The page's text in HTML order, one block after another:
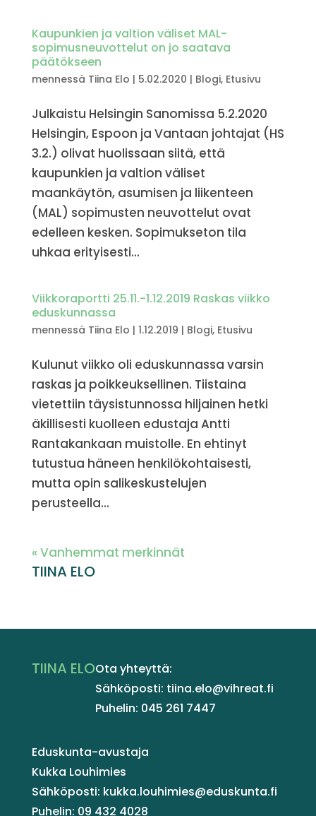
Kaupunkien ja valtion väliset MAL-
sopimusneuvottelut on jo saatava
päätökseen
mennessä Tiina Elo | 5.02.2020 | Blogi, Etusivu
Julkaistu Helsingin Sanomissa 5.2.2020
Helsingin, Espoon ja Vantaan johtajat (HS
3.2.) olivat huolissaan siitä, että
kaupunkien ja valtion väliset
maankäytön, asumisen ja liikenteen
(MAL) sopimusten neuvottelut ovat
edelleen kesken. Sopimukseton tila
uhkaa erityisesti...
Viikkoraportti 25.11.-1.12.2019 Raskas viikko
eduskunnassa
mennessä Tiina Elo | 1.12.2019 | Blogi, Etusivu
Kulunut viikko oli eduskunnassa varsin
raskas ja poikkeuksellinen. Tiistaina
vietettiin täysistunnossa hiljainen hetki
äkillisesti kuolleen edustaja Antti
Rantakankaan muistolle. En ehtinyt
tutustua häneen henkilökohtaisesti,
mutta opin salikeskustelujen
perusteella...
« Vanhemmat merkinnät
TIINA ELO
TIINA ELOOta yhteyttä:
Sähköposti: tiina.elo@vihreat.fi
Puhelin: 045 261 7447
Eduskunta-avustaja
Kukka Louhimies
Sähköposti: kukka.louhimies@eduskunta.fi
Puhelin: 09 432 4028